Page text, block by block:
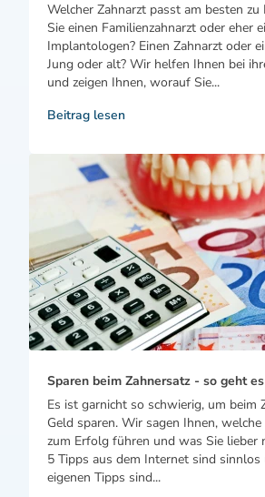
Welcher Zahnarzt passt am besten zu
Sie einen Familienzahnarzt oder eher
Implantologen? Einen Zahnarzt oder
Jung oder alt? Wir helfen Ihnen bei
und zeigen Ihnen, worauf Sie...
Beitrag lesen
Sparen beim Zahnersatz - so geht
Es ist garnicht so schwierig, um beim
Geld sparen. Wir sagen Ihnen,
zum Erfolg führen und was Sie lieber
5 Tipps aus dem Internet sind
eigenen Tipps sind...